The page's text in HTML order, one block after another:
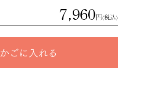
7,960円(税込)
かごに入れる